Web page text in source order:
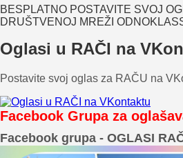
BESPLATNO POSTAVITE SVOJ
DRUŠTVENOJ MREŽI
Oglasi u RAČI na
Postavite svoj oglas za RAČU na
Facebook Grupa za
Facebook grupa - OGLASI